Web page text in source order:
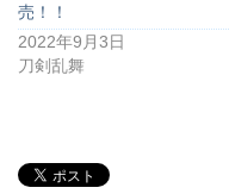
売！！
2022年9月3日
刀剣乱舞